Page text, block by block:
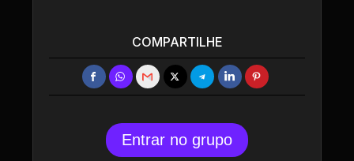
COMPARTILHE
Entrar no grupo